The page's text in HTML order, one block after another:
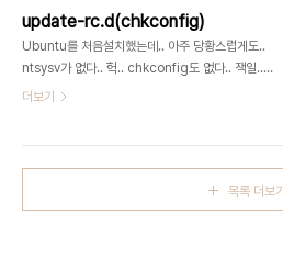
update-rc.d(chkconfig)
Ubuntu를 처음설치했는데.. 아주 당황스럽게도..
ntsysv가 없다.. 헉.. chkconfig도 없다.. 잭일..
usage: update-rc.d [-n] [-f] remove
더보기
목록 더보기